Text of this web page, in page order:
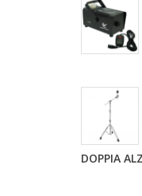
DOPPIA